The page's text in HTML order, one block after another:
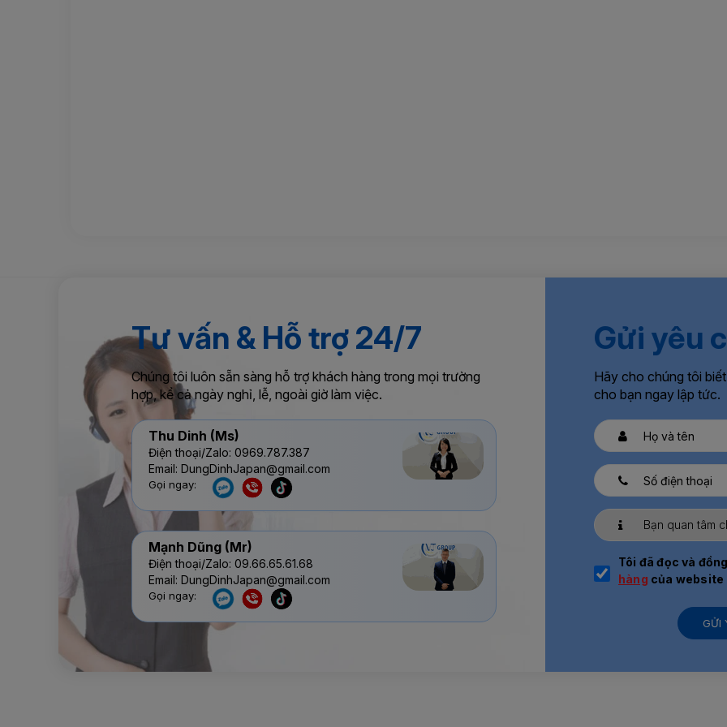
Tư vấn & Hỗ trợ 24/7
Chúng tôi luôn sẵn sàng hỗ trợ khách hàng trong mọi trường
hợp, kể cả ngày nghỉ, lễ, ngoài giờ làm việc.
Thu Dinh (Ms)
Điện thoại/Zalo: 0969.787.387
Email: DungDinhJapan@gmail.com
Gọi ngay:
Mạnh Dũng (Mr)
Điện thoại/Zalo: 09.66.65.61.68
Email: DungDinhJapan@gmail.com
Gọi ngay:
Gửi yêu
Hãy cho chúng tôi
cho bạn ngay lập tức.
Tôi đã đọc và
hàng của website
GỬI